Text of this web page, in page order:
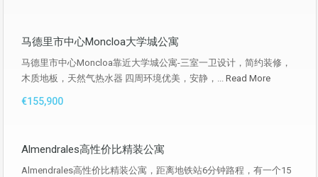
马德里市中心Moncloa大学城公寓
马德里市中心Moncloa靠近大学城公寓-三室一卫设计，简约装修，
木质地板，天然气热水器 四周环境优美，安静，... Read More
€155,900
Almendrales高性价比精装公寓
Almendrales高性价比精装公寓，距离地铁站6分钟路程，有一个15